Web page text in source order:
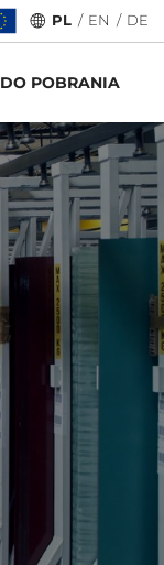
PL / EN / DE
DO POBRANIA